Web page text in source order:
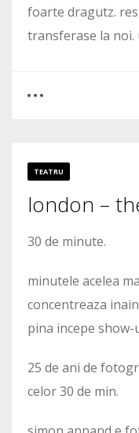
foarte dragutz.
transferase la noi.
3323
TEATRU
london –
30 de minute.
minutele acelea
concentreaza
pina incepe show-
25 de ani de
celor 30 de min.